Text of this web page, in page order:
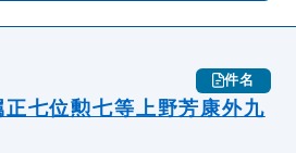
件名
七位勲七等上野芳康外九